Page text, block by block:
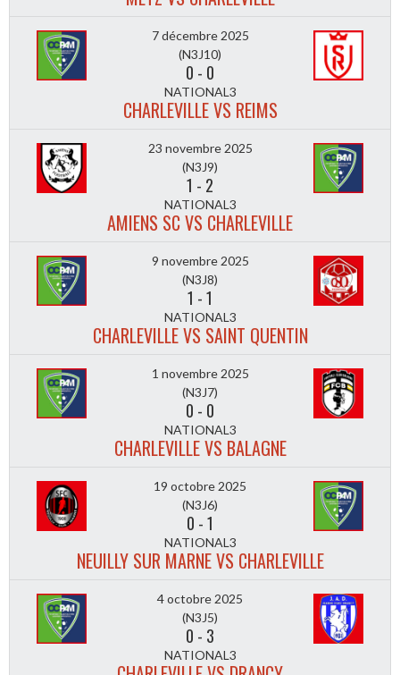
7 décembre 2025
(N3J10)
0 - 0
NATIONAL3
CHARLEVILLE VS REIMS
23 novembre 2025
(N3J9)
1 - 2
NATIONAL3
AMIENS SC VS CHARLEVILLE
9 novembre 2025
(N3J8)
1 -1
NATIONAL3
CHARLEVILLE VS SAINT QUENTIN
1 novembre 2025
(N3J7)
0 - 0
NATIONAL3
CHARLEVILLE VS BALAGNE
19 octobre 2025
(N3J6)
0 -1
NATIONAL3
NEUILLY SUR MARNE VS CHARLEVILLE
4 octobre 2025
(N3J5)
0 - 3
NATIONAL3